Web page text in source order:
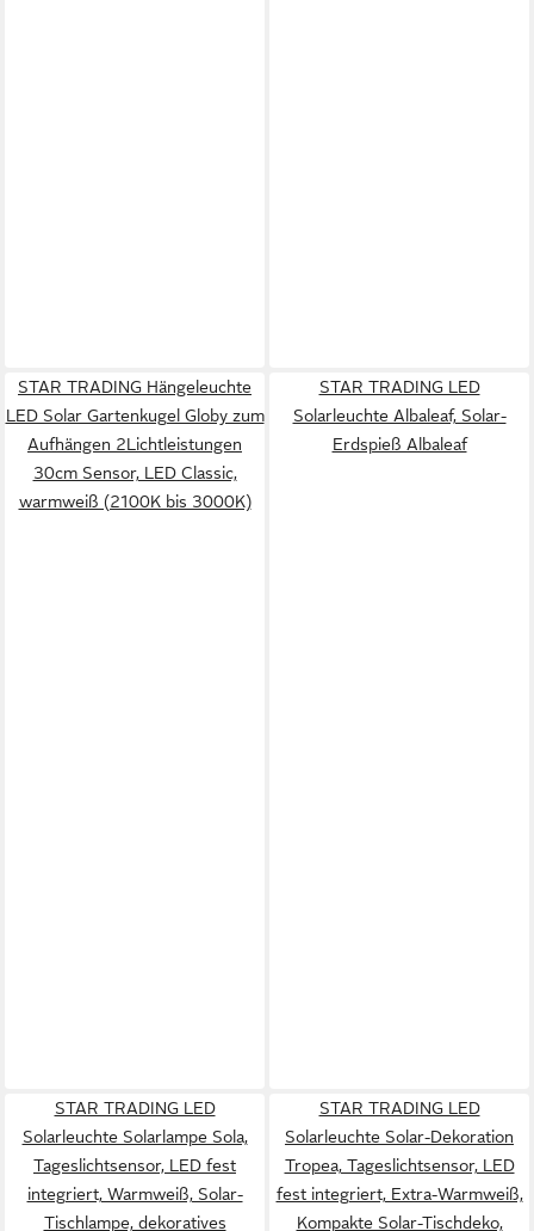
STAR TRADING Hängeleuchte
LED Solar Gartenkugel Globy zum
Aufhängen 2Lichtleistungen
30cm Sensor, LED Classic,
warmweiß (2100K bis 3000K)
STAR TRADING LED
Solarleuchte Albaleaf, Solar-
Erdspieß Albaleaf
STAR TRADING LED
Solarleuchte Solarlampe Sola,
Tageslichtsensor, LED fest
integriert, Warmweiß, Solar-
Tischlampe, dekoratives
STAR TRADING LED
Solarleuchte Solar-Dekoration
Tropea, Tageslichtsensor, LED
fest integriert, Extra-Warmweiß,
Kompakte Solar-Tischdeko,